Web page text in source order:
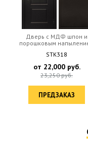
Дверь c МДФ шпон и
порошковым
STK318
от 22,000руб.
23,250руб.
ПРЕДЗАКАЗ